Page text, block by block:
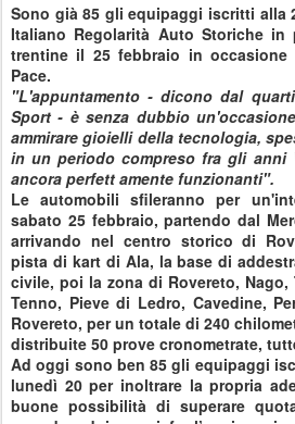
Sono già 85 gli equipaggi iscritti alla
Italiano Regolarità Auto Storiche in
trentine il 25 febbraio in occasione
Pace.
"L'appuntamento - dicono dal
Sport - è senza dubbio
ammirare gioielli della tecnologia,
in un periodo compreso fra gli anni
ancora perfett amente funzionanti".
Le automobili sfileranno per
sabato 25 febbraio, partendo dal
arrivando nel centro storico di
pista di kart di Ala, la base di
civile, poi la zona di Rovereto, Nago,
Tenno, Pieve di Ledro, Cavedine,
Rovereto, per un totale di 240
distribuite 50 prove cronometrate,
Ad oggi sono ben 85 gli equipaggi
lunedì 20 per inoltrare la propria
buone possibilità di superare